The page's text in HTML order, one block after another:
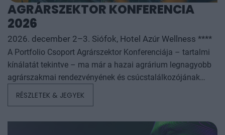
AGRÁRSZEKTOR KONFERENCIA
2026
2026. december 2–3. Siófok, Hotel Azúr Wellness ****
A Portfolio Csoport Agrárszektor Konferenciája – tartalmi
kínálatát tekintve – ma már a hazai agrárium legnagyobb
agrárszakmai rendezvényének és csúcstalálkozójának
számít. A konferencia célja, hogy összegezze és elemezze
az agrárpiaci szereplők sikeres üzleti és beruházási
RÉSZLETEK & JEGYEK